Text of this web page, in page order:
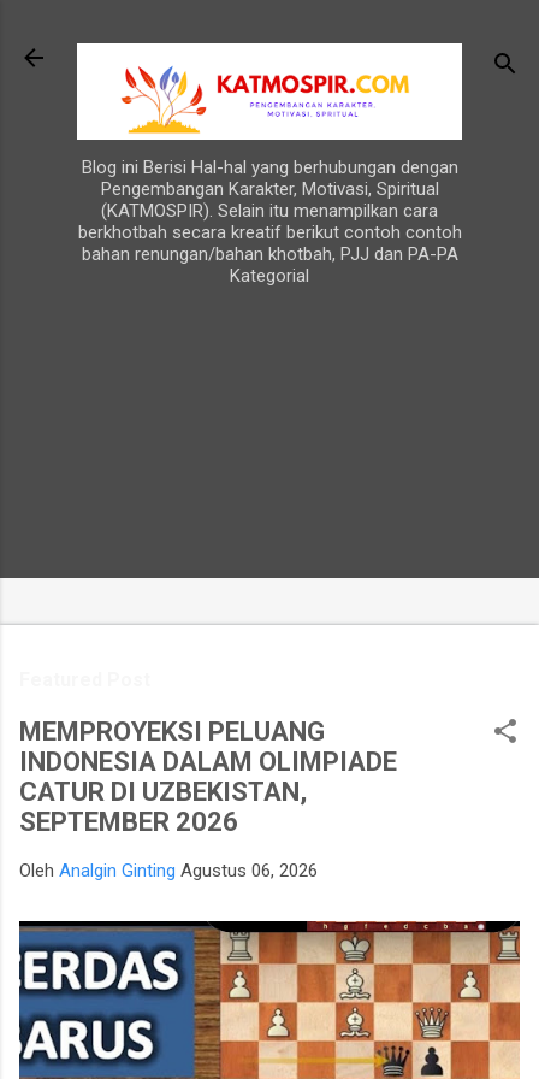
Blog ini Berisi Hal-hal yang berhubungan dengan
Pengembangan Karakter, Motivasi, Spiritual
(KATMOSPIR). Selain itu menampilkan cara
berkhotbah secara kreatif berikut contoh contoh
bahan renungan/bahan khotbah, PJJ dan PA-PA
Kategorial
MEMPROYEKSI PELUANG
INDONESIA DALAM OLIMPIADE
CATUR DI UZBEKISTAN,
SEPTEMBER 2026
Oleh Analgin Ginting Agustus 06, 2026